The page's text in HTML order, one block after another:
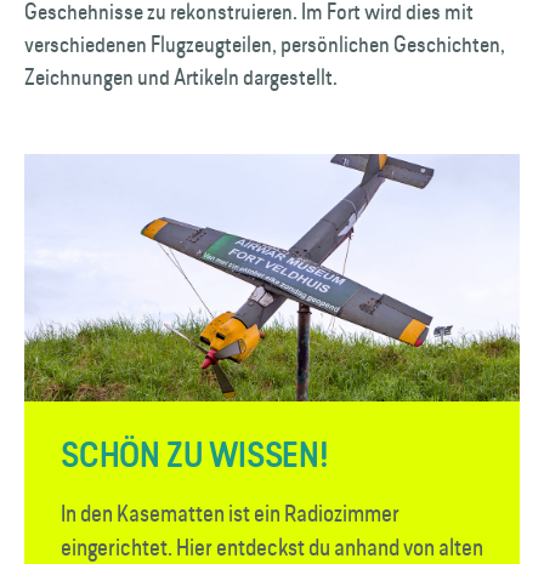
Geschehnisse zu rekonstruieren. Im Fort wird dies mit
verschiedenen Flugzeug­teilen, persönlichen Geschichten,
Zeichnungen und Artikeln dargestellt.
SCHÖN ZU WISSEN!
In den Kasematten ist ein Radio­zimmer
eingerichtet. Hier entdeckst du anhand von alten